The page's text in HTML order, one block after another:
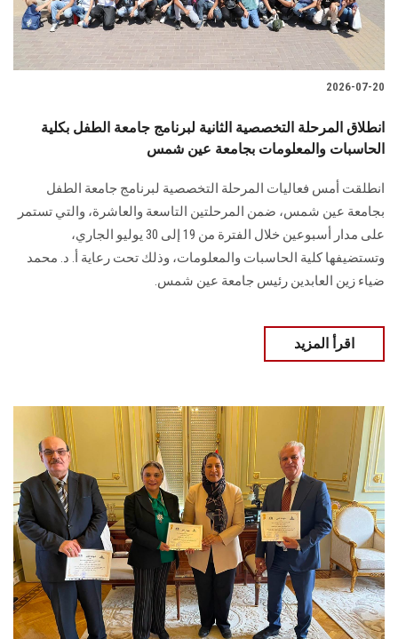
2026-07-20
انطلاق المرحلة التخصصية الثانية لبرنامج جامعة الطفل بكلية
الحاسبات والمعلومات بجامعة عين شمس
انطلقت أمس فعاليات المرحلة التخصصية لبرنامج جامعة الطفل
بجامعة عين شمس، ضمن المرحلتين التاسعة والعاشرة، والتي تستمر
على مدار أسبوعين خلال الفترة من 19 إلى 30 يوليو الجاري،
وتستضيفها كلية الحاسبات والمعلومات، وذلك تحت رعاية أ. د. محمد
ضياء زين العابدين رئيس جامعة عين شمس.
اقرأ المزيد